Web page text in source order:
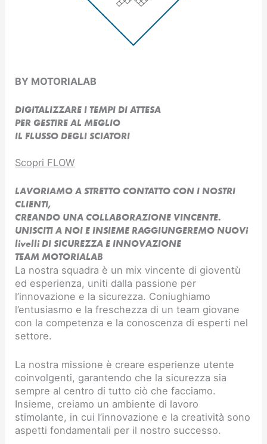
BY MOTORIALAB
DIGITALIZZARE I TEMPI DI ATTESA
PER GESTIRE AL MEGLIO
IL FLUSSO DEGLI SCIATORI
Scopri FLOW
LAVORIAMO A STRETTO CONTATTO CON I NOSTRI
CLIENTI,
CREANDO UNA COLLABORAZIONE VINCENTE.
UNISCITI A NOI E INSIEME RAGGIUNGEREMO NUOVi
livelli DI SICUREZZA E INNOVAZIONE​
TEAM MOTORIALAB
La nostra squadra è un mix vincente di gioventù
ed esperienza, uniti dalla passione per
l’innovazione e la sicurezza. Coniughiamo
l’entusiasmo e la freschezza di un team giovane
con la competenza e la conoscenza di esperti nel
settore.
La nostra missione è creare esperienze utente
coinvolgenti, garantendo che la sicurezza sia
sempre al centro di tutto ciò che facciamo.
Insieme, creiamo un ambiente di lavoro
stimolante, in cui l’innovazione e la creatività sono
aspetti fondamentali per il nostro successo.